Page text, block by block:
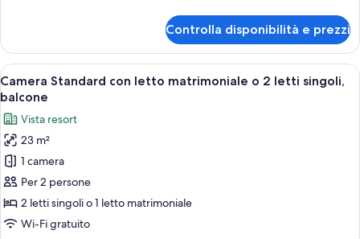
uso
singolo,
balcone
Controlla disponibilità e prezzi
Apri
tutte
le
foto
per
Camera
Standard
con
letto
Camera d'albergo con un letto
8
Camera Standard con letto matrimoniale o 2 letti singoli,
balcone
Vista resort
23 m²
1 camera
Per 2 persone
2 letti singoli o 1 letto matrimoniale
Wi-Fi gratuito